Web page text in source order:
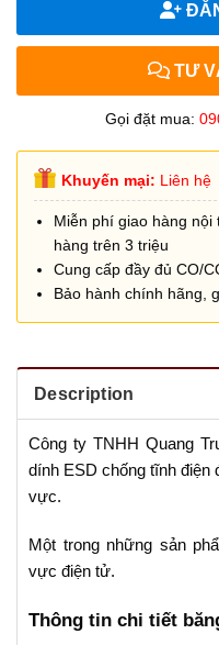
TƯ
Gọi đặt mua:
Khuyến mại: Liên hệ
Miễn phí giao hàng nội
hàng trên 3 triệu
Cung cấp đầy đủ CO/
Bảo hành chính hãng,
Description
Công ty TNHH Quang
dính ESD chống tĩnh điện
vực.
Một trong những sản
vực điện tử.
Thông tin chi tiết